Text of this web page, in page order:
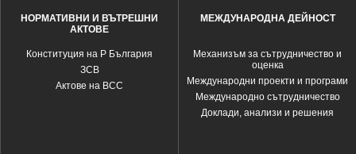
НОРМАТИВНИ И ВЪТРЕШНИ
АКТОВЕ
Конституция на Р България
ЗСВ
Актове на ВСС
МЕЖДУНАРОДНА ДЕЙНОСТ
Механизъм за сътрудничество и
оценка
Международни проекти и програми
Международно сътрудничество
Доклади, анализи и решения